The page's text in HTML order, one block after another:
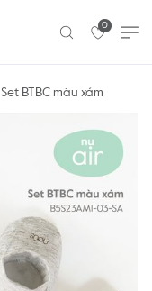
0
Set BTBC màu xám